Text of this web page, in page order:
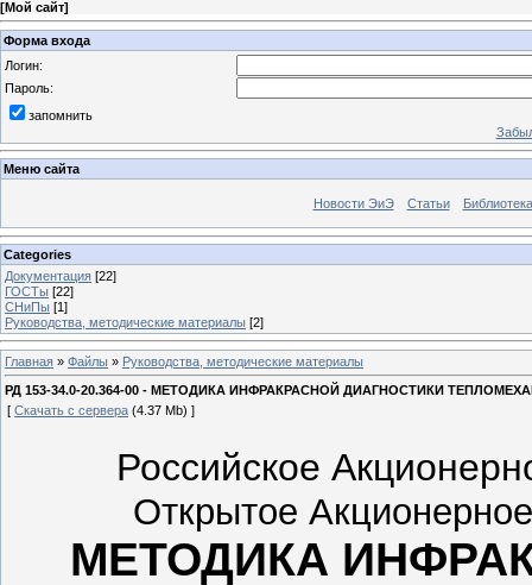
[Мой сайт]
Форма входа
Логин:
Пароль:
запомнить
Меню сайта
Новости ЭиЭ Статьи Библиотека
Categories
Документация [22]
ГОСТы [22]
СНиПы [1]
Руководства, методические материалы [2]
Главная » Файлы » Руководства, методические материалы
РД 153-34.0-20.364-00 - МЕТОДИКА ИНФРАКРАСНОЙ ДИАГНОСТИКИ
[ Скачать с сервера (4.37 Mb) ]
Российское
Открытое
МЕТОДИКА